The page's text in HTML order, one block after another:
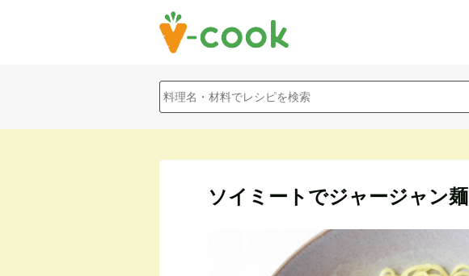
ソイミートでジャージャン麺